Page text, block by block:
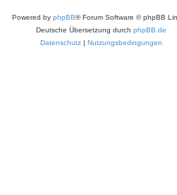
Powered by phpBB® Forum Software © phpBB
Deutsche Übersetzung durch phpBB.de
Datenschutz | Nutzungsbedingungen